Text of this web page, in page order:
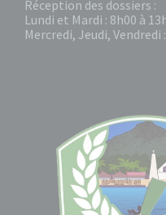
Réception des dossiers :
Lundi et Mardi : 8h00 à
Mercredi, Jeudi, Vendredi